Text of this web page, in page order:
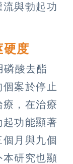
與勃起功
度
磷酸去酯
案於停止
，在治療
功能顯著
月與九個
本研究也顯